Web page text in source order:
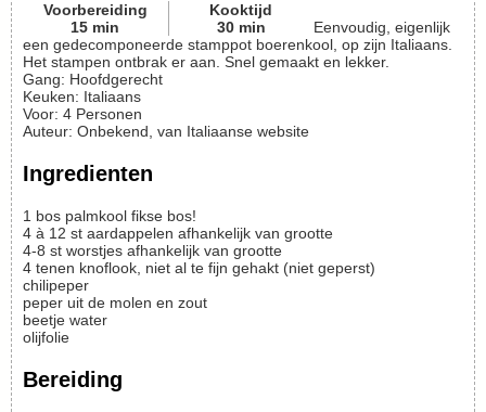
Voorbereiding
15 min
Kooktijd
30 min
Eenvoudig, eigenlijk
een gedecomponeerde stamppot boerenkool, op zijn Italiaans.
Het stampen ontbrak er aan. Snel gemaakt en lekker.
Gang: Hoofdgerecht
Keuken: Italiaans
Voor: 4 Personen
Auteur: Onbekend, van Italiaanse website
Ingredienten
1 bos palmkool fikse bos!
4 à 12 st aardappelen afhankelijk van grootte
4-8 st worstjes afhankelijk van grootte
4 tenen knoflook, niet al te fijn gehakt (niet geperst)
chilipeper
peper uit de molen en zout
beetje water
olijfolie
Bereiding